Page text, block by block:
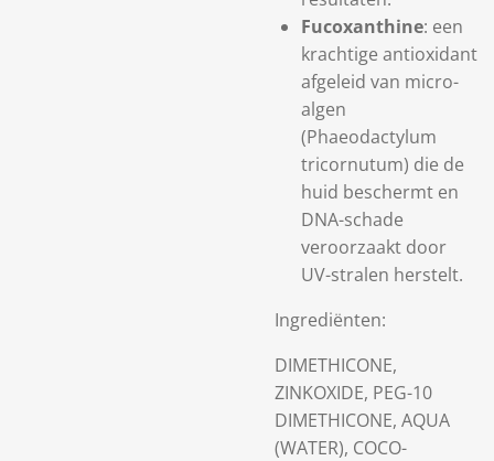
Fucoxanthine: een
krachtige antioxidant
afgeleid van micro-
algen
(Phaeodactylum
tricornutum) die de
huid beschermt en
DNA-schade
veroorzaakt door
UV-stralen herstelt.
Ingrediënten:
DIMETHICONE,
ZINKOXIDE, PEG-10
DIMETHICONE, AQUA
(WATER), COCO-